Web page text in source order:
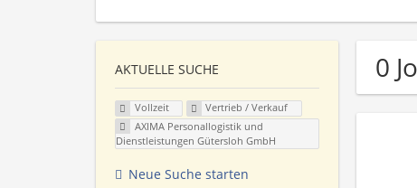
0
AKTUELLE SUCHE
Vollzeit
Vertrieb / Verkauf
AXIMA Personallogistik und
Dienstleistungen Gütersloh GmbH
Neue Suche starten